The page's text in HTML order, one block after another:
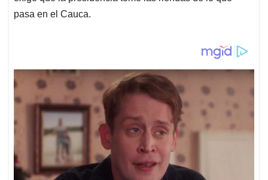
pasa en el Cauca.